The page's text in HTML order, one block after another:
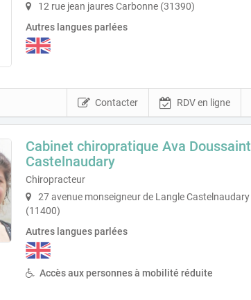
12 rue jean jaures Carbonne (31390)
Autres langues parlées
RDV en ligne
Contacter
Cabinet chiropratique Ava Doussaint
Castelnaudary
Chiropracteur
27 avenue monseigneur de Langle Castelnaudary
(11400)
Autres langues parlées
Accès aux personnes à mobilité réduite